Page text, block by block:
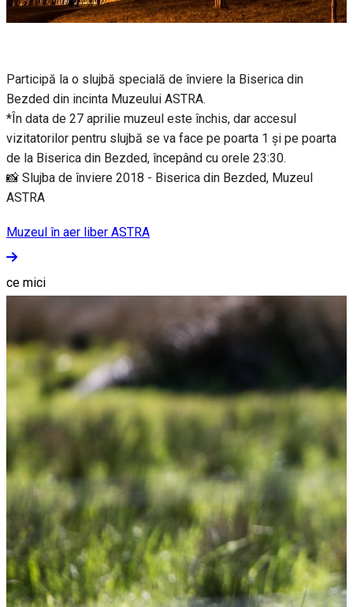
Participă la o slujbă specială de înviere la Biserica din
Bezded din incinta Muzeului ASTRA.
*În data de 27 aprilie muzeul este închis, dar accesul
vizitatorilor pentru slujbă se va face pe poarta 1 și pe poarta
de la Biserica din Bezded, începând cu orele 23:30.
📸 Slujba de înviere 2018 - Biserica din Bezded, Muzeul
ASTRA
Muzeul în aer liber ASTRA
ce mici